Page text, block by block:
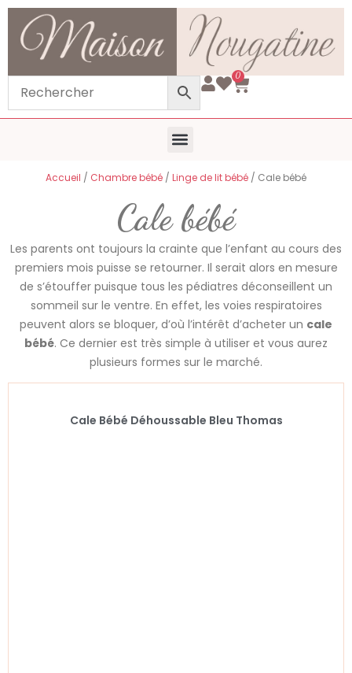
0
Accueil / Chambre bébé / Linge de lit bébé / Cale bébé
Cale bébé
Les parents ont toujours la crainte que l’enfant au cours des
premiers mois puisse se retourner. Il serait alors en mesure
de s’étouffer puisque tous les pédiatres déconseillent un
sommeil sur le ventre. En effet, les voies respiratoires
peuvent alors se bloquer, d’où l’intérêt d’acheter un cale
bébé. Ce dernier est très simple à utiliser et vous aurez
plusieurs formes sur le marché.
Cale Bébé Déhoussable Bleu Thomas